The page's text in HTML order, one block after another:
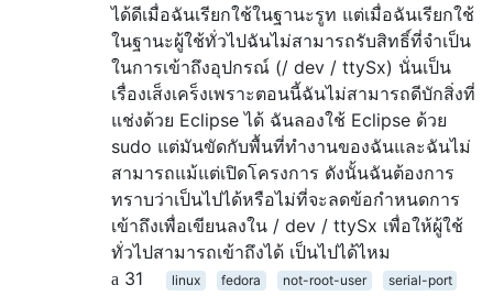
ได้ดีเมื่อฉันเรียกใช้ในฐานะรูท แต่เมื่อฉันเรียกใช้
ในฐานะผู้ใช้ทั่วไปฉันไม่สามารถรับสิทธิ์ที่จำเป็น
ในการเข้าถึงอุปกรณ์ (/ dev / ttySx) นั่นเป็น
เรื่องเส็งเคร็งเพราะตอนนี้ฉันไม่สามารถดีบักสิ่งที่
แช่งด้วย Eclipse ได้ ฉันลองใช้ Eclipse ด้วย
sudo แต่มันขัดกับพื้นที่ทำงานของฉันและฉันไม่
สามารถแม้แต่เปิดโครงการ ดังนั้นฉันต้องการ
ทราบว่าเป็นไปได้หรือไม่ที่จะลดข้อกำหนดการ
เข้าถึงเพื่อเขียนลงใน / dev / ttySx เพื่อให้ผู้ใช้
ทั่วไปสามารถเข้าถึงได้ เป็นไปได้ไหม
31
linux fedora not-root-user serial-port